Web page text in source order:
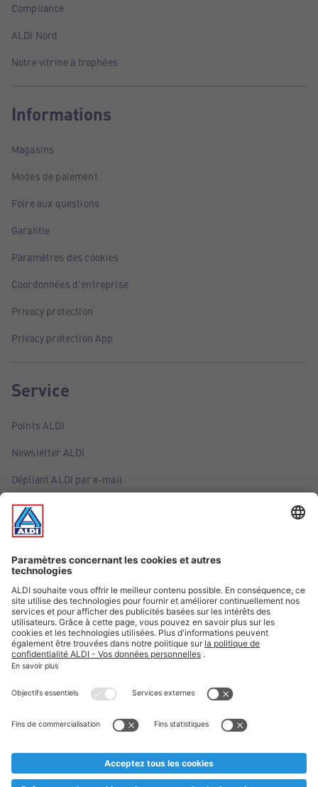
Compliance
ALDI Nord
Notre vitrine à trophées
Informations
Magasins
Modes de paiement
Foire aux questions
Garantie
Paramètres des cookies
Coordonnées d'entreprise
Privacy protection
Privacy protection App
Service
Points ALDI
Newsletter ALDI
Dépliant ALDI par e-mail
Offres
Infos essentielles
Suivez ALDI Belgique
Textes marqués d'un astérisque et mentions légales
* Nous vendons ces articles temporairement et jusqu'à
au cas où, malgré le planning bien étudié, nous serions
prématurément en rupture de stock. Prix Recupel et TVA incl.
** Sur ce site, l’utilisation de la forme masculine a été adoptée